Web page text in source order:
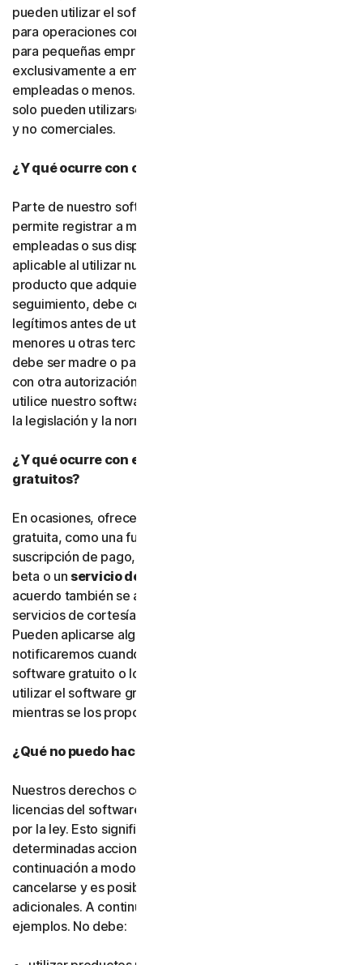
pueden utilizar el software y los servicios, y únicamente
para operaciones comerciales internas. Nuestras ofertas
para pequeñas empresas se conceden bajo licencia
exclusivamente a empresas con cincuenta personas
empleadas o menos. Los productos para consumidores
solo pueden utilizarse con fines personales, domésticos
y no comerciales.
¿Y qué ocurre con otras personas?
Parte de nuestro software o de nuestros servicios le
permite registrar a miembros de su familia, personas
empleadas o sus dispositivos. Debe cumplir la legislación
aplicable al utilizar nuestro software y servicios. Si el
producto que adquiere incluye funciones de
seguimiento, debe contar con el derecho y la autoridad
legítimos antes de utilizarlas para rastrear o supervisar a
menores u otras terceras personas. Esto significa que
debe ser madre o padre, tutor o tutora legal, o contar
con otra autorización legal. Gen Digital exige que usted
utilice nuestro software y servicios de conformidad con
la legislación y la normativa aplicables.
¿Y qué ocurre con el software y los servicios
gratuitos?
En ocasiones, ofrecemos software y servicios de forma
gratuita, como una función adicional dentro de una
suscripción de pago, una versión preliminar, software
beta o un servicio de cortesía
acuerdo también se aplican al
servicios de cortesía, salvo que indiquemos lo contrario.
Pueden aplicarse algunas limitaciones, y se las
notificaremos cuando pongamos a su disposición el
software gratuito o los servicios de cortesía. Puede
utilizar el software gratuito y los servicios de cortesía
mientras se los proporcionemos.
¿Qué no puedo hacer con el software y los servicios?
Nuestros derechos como titulares o emisores de
licencias del software y los servicios están protegidos
por la ley. Esto significa que, si usted realiza
determinadas acciones, como las que se indican a
continuación a modo de ejemplo, su suscripción puede
cancelarse y es posible que debamos adoptar medidas
adicionales. A continuación, se incluyen algunos
ejemplos. No debe: